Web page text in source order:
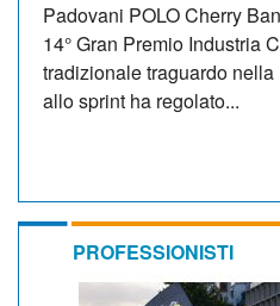
Padovani POLO Cherry
14° Gran Premio Industria
tradizionale traguardo
allo sprint ha regolato...
PROFESSIONISTI